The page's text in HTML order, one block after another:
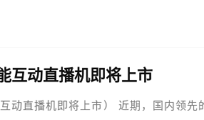
动直播机即将上市
动直播机即将上市） 近期，国内领先